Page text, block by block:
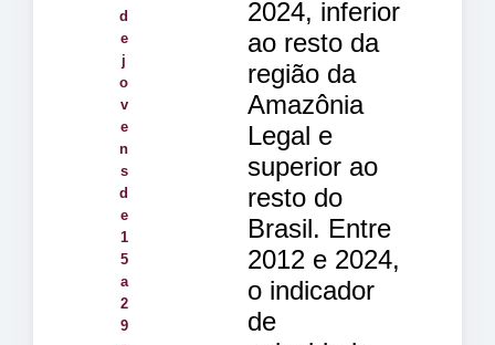
d
e
j
o
v
e
n
s
d
e
1
5
a
2
9
2024, inferior
ao resto da
região da
Amazônia
Legal e
superior ao
resto do
Brasil. Entre
2012 e 2024,
o indicador
de